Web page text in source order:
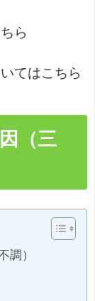
ら
てはこちら
（三
調）